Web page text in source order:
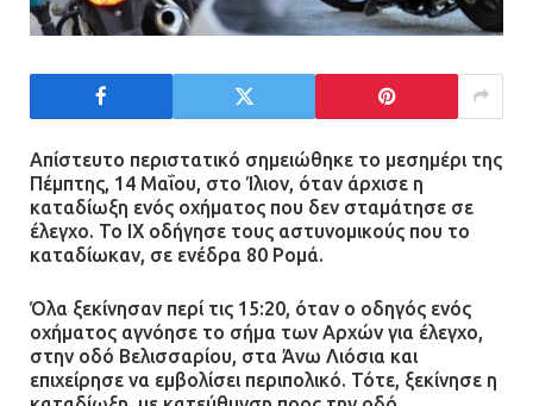
Απίστευτο περιστατικό σημειώθηκε το μεσημέρι της
Πέμπτης, 14 Μαΐου, στο Ίλιον, όταν άρχισε η
καταδίωξη ενός οχήματος που δεν σταμάτησε σε
έλεγχο. Το ΙΧ οδήγησε τους αστυνομικούς που το
καταδίωκαν, σε ενέδρα 80 Ρομά.
Όλα ξεκίνησαν περί τις 15:20, όταν ο οδηγός ενός
οχήματος αγνόησε το σήμα των Αρχών για έλεγχο,
στην οδό Βελισσαρίου, στα Άνω Λιόσια και
επιχείρησε να εμβολίσει περιπολικό. Τότε, ξεκίνησε η